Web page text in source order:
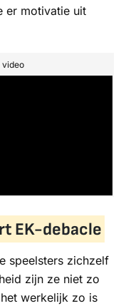
er motivatie uit
video
EK-debacle
speelsters zichzelf
zijn ze niet zo
werkelijk zo is